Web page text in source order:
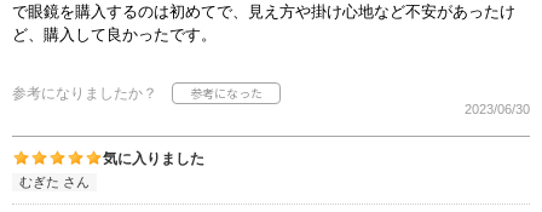
で眼鏡を購入するのは初めてで、見え方や掛け心地など不安があったけ
ど、購入して良かったです。
参考になりましたか？
2023/06/30
気に入りました
むぎた さん